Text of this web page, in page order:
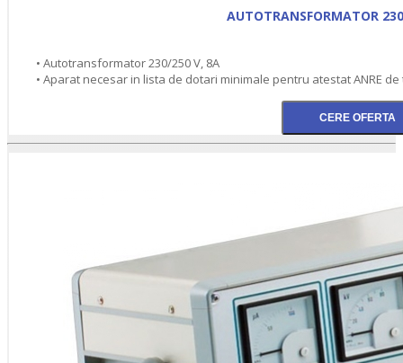
AUTOTRANSFORMATOR
• Autotransformator 230/250 V, 8A
• Aparat necesar in lista de dotari minimale pentru atestat ANRE de